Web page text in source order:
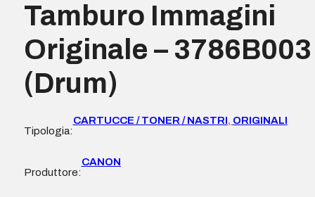
Tamburo Immagini
Originale – 3786B003
(Drum)
Tipologia:
CARTUCCE / TONER / NASTRI, ORIGINALI
Produttore:
CANON